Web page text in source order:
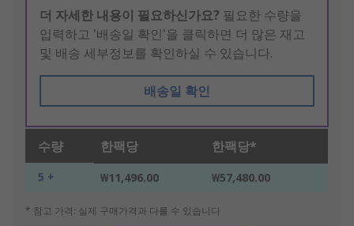
더 자세한 내용이 필요하신가요? 필요한 수량을
입력하고 '배송일 확인'을 클릭하면 더 많은 재고
및 배송 세부정보를 확인하실 수 있습니다.
배송일 확인
수량 한팩당 한팩당*
5 + ₩11,496.00 ₩57,480.00
* 참고 가격: 실제 구매가격과 다를 수 있습니다